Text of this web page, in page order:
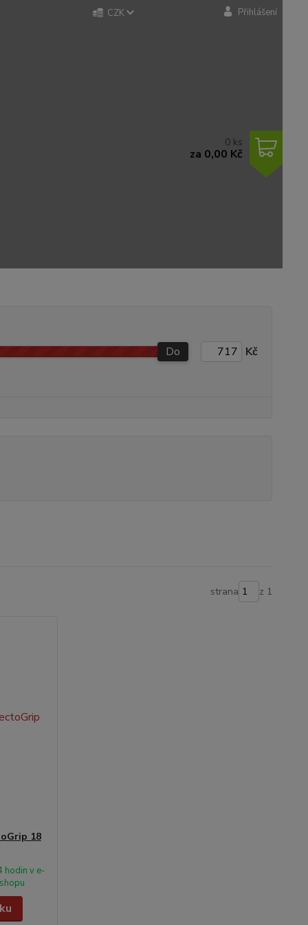
CZK Přihlášení
0 ks
za 0,00 Kč
Do Kč
strana z 1
18
hodin v e-
shopu